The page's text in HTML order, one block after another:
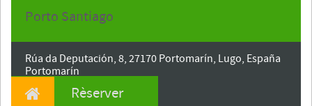
Date d'entrée
Rèserver
Porto Santiago
Rúa da Deputación, 8, 27170 Portomarín, Lugo, España
Portomarín
CP 27170
Lugo